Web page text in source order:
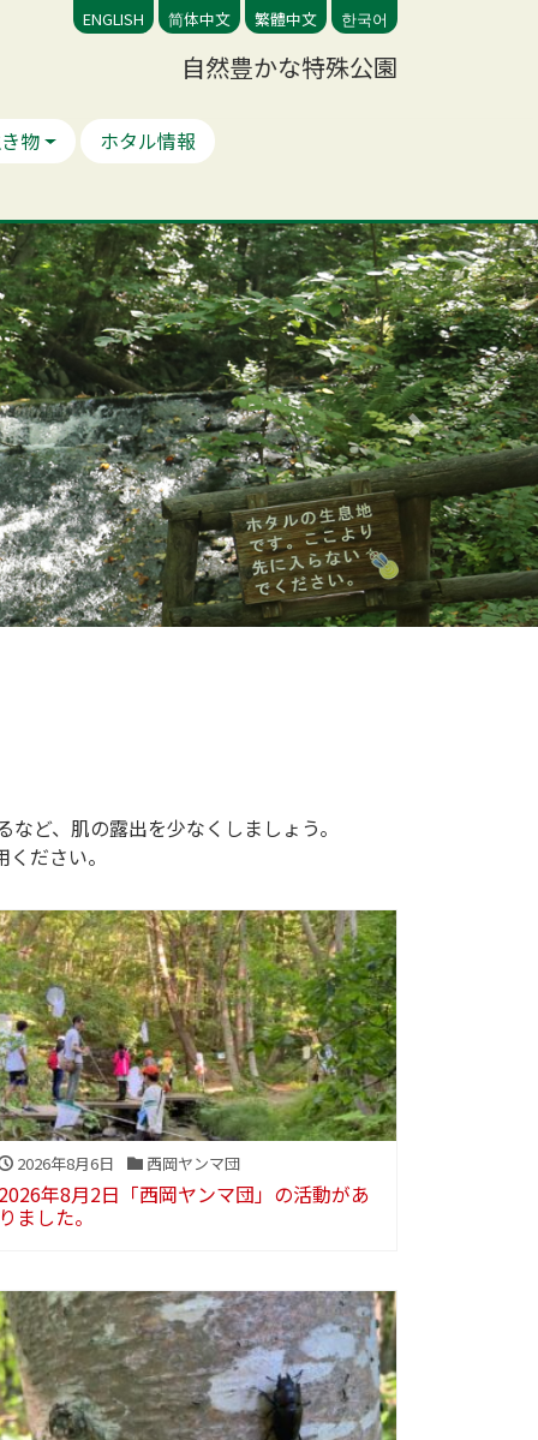
ENGLISH 简体中文 繁體中文 한국어
自然豊かな特殊公園
物
ホタル情報
Next
ど、肌の露出を少なくしましょう。
ださい。
2026年8月6日 西岡ヤンマ団
2026年8月2日「西岡ヤンマ団」の活動があ
りました。